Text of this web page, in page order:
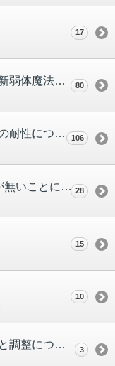
17
弱体魔法の上位の実装 及び 新弱体魔法を追加してほしい 80
バトルバランス調整：弱体魔法の耐性について 106
一部NMにスロウ・麻痺の効果が無いことについて。 28
15
10
トレハン上限設定、並びに序列と調整について 3